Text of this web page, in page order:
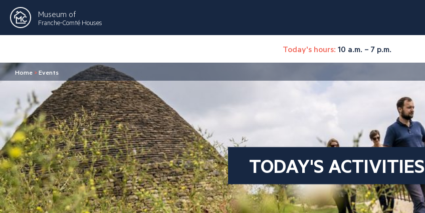
Museum of
Franche-Comté Houses
Today's hours: 10 a.m. – 7 p.m.
Home >Events
TODAY'S ACTIVITIES